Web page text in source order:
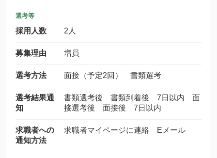
選考等
採用人数 2人
募集理由 増員
選考方法 面接（予定2回） 書類選考
選考結果通
知
書類選考後 書類到着後 7日以内 面
接選考後 面接後 7日以内
求職者への
通知方法
求職者マイページに連絡 Eメール